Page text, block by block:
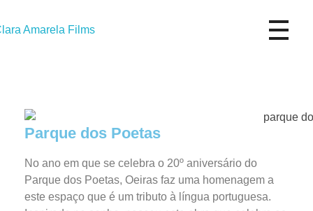
Parque dos Poetas
No ano em que se celebra o 20º aniversário do
Parque dos Poetas, Oeiras faz uma homenagem a
este espaço que é um tributo à língua portuguesa.